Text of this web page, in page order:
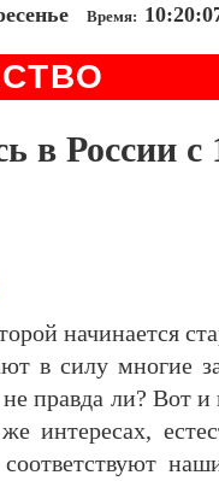
Время:
в России с
начинается
в силу многие
правда ли? Вот
интересах,